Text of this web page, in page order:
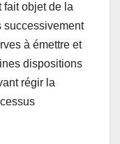
fait objet de la
successivement
à émettre et
dispositions
régir la